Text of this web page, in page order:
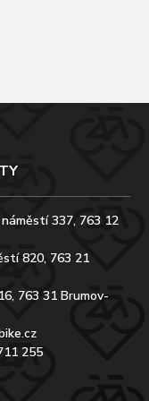
337, 763 12
820, 763 21
763 31 Brumov-
255